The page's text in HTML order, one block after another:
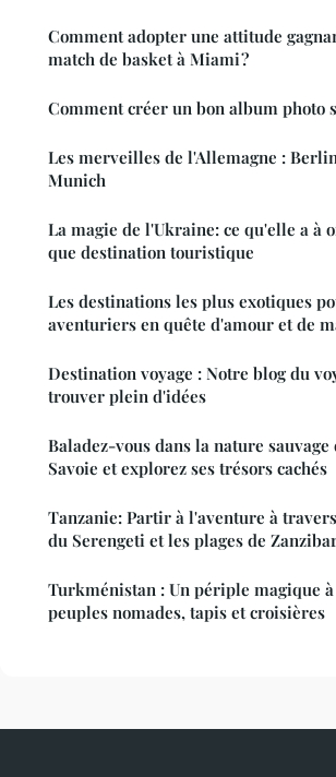
Comment adopter une attitude
match de basket à Miami ?
Comment créer un bon album photo
Les merveilles de l'Allemagne :
Munich
La magie de l'Ukraine: ce qu'elle a à
que destination touristique
Les destinations les plus exotiques
aventuriers en quête d'amour et de
Destination voyage : Notre blog du
trouver plein d'idées
Baladez-vous dans la nature
Savoie et explorez ses trésors cachés
Tanzanie: Partir à l'aventure à
du Serengeti et les plages de
Turkménistan : Un périple magique
peuples nomades, tapis et croisières